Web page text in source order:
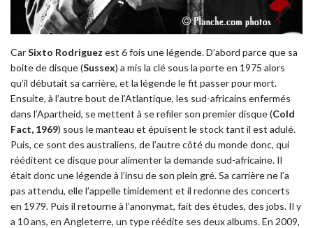
CarSixto Rodriguez est 6 fois une légende. D’abord parce que sa
boite de disque (Sussex) a mis la clé sous la porte en 1975 alors
qu’il débutait sa carrière, et la légende le fit passer pour mort.
Ensuite, à l’autre bout de l’Atlantique, les sud-africains enfermés
dans l’Apartheid, se mettent à se refiler son premier disque (Cold
Fact, 1969) sous le manteau et épuisent le stock tant il est adulé.
Puis, ce sont des australiens, de l’autre côté du monde donc, qui
rééditent ce disque pour alimenter la demande sud-africaine. Il
était donc une légende à l’insu de son plein gré. Sa carrière ne l’a
pas attendu, elle l’appelle timidement et il redonne des concerts
en 1979. Puis il retourne à l’anonymat, fait des études, des jobs. Il y
a 10 ans, en Angleterre, un type réédite ses deux albums. En 2009,